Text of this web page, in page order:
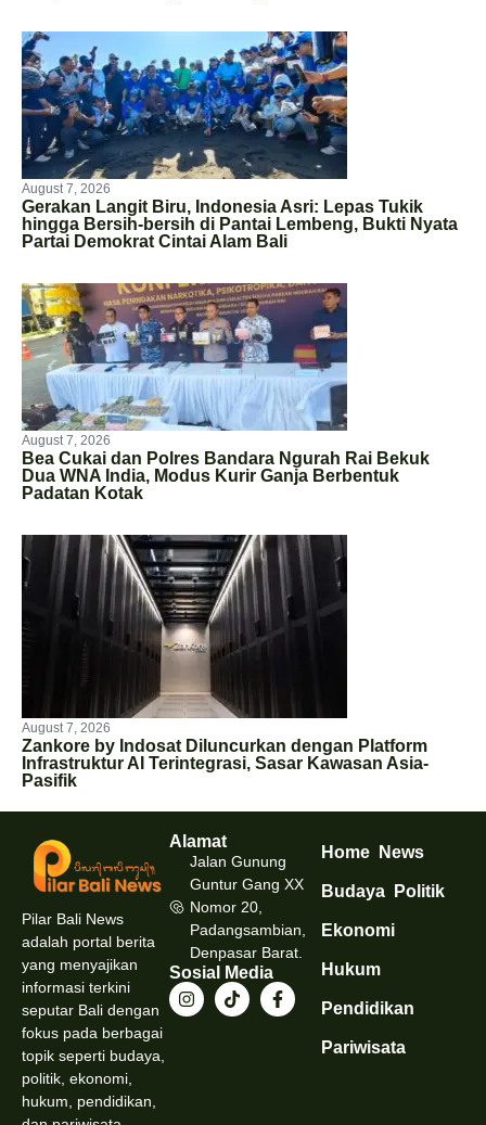
August 7, 2026
Gerakan Langit Biru, Indonesia Asri: Lepas Tukik
hingga Bersih-bersih di Pantai Lembeng, Bukti Nyata
Partai Demokrat Cintai Alam Bali
August 7, 2026
Bea Cukai dan Polres Bandara Ngurah Rai Bekuk
Dua WNA India, Modus Kurir Ganja Berbentuk
Padatan Kotak
August 7, 2026
Zankore by Indosat Diluncurkan dengan Platform
Infrastruktur AI Terintegrasi, Sasar Kawasan Asia-
Pasifik
Pilar Bali News
adalah portal berita
yang menyajikan
informasi terkini
seputar Bali dengan
fokus pada berbagai
topik seperti budaya,
politik, ekonomi,
hukum, pendidikan,
Alamat
Jalan Gunung
Guntur Gang XX
Nomor 20,
Padangsambian,
Denpasar Barat.
Sosial Media
Home News
Budaya Politik
Ekonomi
Hukum
Pendidikan
Pariwisata